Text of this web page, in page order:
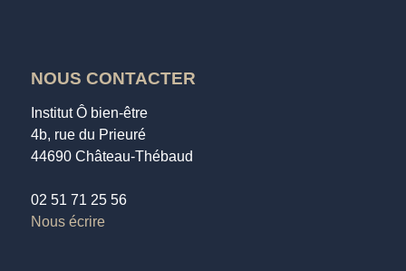
NOUS CONTACTER
Institut Ô bien-être
4b, rue du Prieuré
44690 Château-Thébaud
02 51 71 25 56
Nous écrire